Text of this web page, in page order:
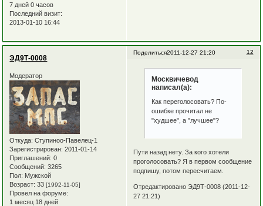
7 дней 0 часов
Последний визит:
2013-01-10 16:44
Поделиться 12
2011-12-27 21:20
ЭД9Т-0008
Модератор
Откуда: Ступиноо-Павелец-1
Зарегистрирован: 2011-01-14
Приглашений: 0
Сообщений: 3265
Пол: Мужской
Возраст: 33[1992-11-05]
Провел на форуме:
1 месяц 18 дней
Москвичевод
написал(а):
Как переголосовать? По-
ошибке прочитал не
"худшее", а "лучшее"?
Пути назад нету. За кого хотели
проголосовать? Я в первом сообщение
подпишу, потом пересчитаем.
Отредактировано ЭД9Т-0008 (2011-12-
27 21:21)